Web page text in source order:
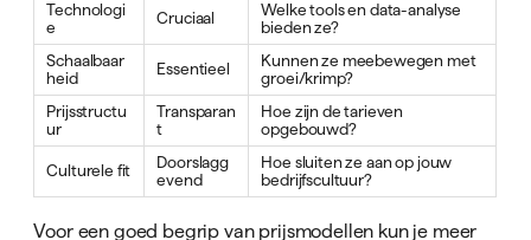
Technologi
e
Cruciaal
Welke tools en data-analyse
bieden ze?
Schaalbaar
heid
Essentieel
Kunnen ze meebewegen met
groei/krimp?
Prijsstructu
ur
Transparan
t
Hoe zijn de tarieven
opgebouwd?
Culturele fit
Doorslagg
evend
Hoe sluiten ze aan op jouw
bedrijfscultuur?
Voor een goed begrip van prijsmodellen kun je meer